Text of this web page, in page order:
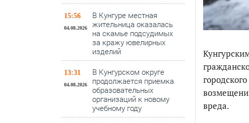
15:56
04.08.2026
В Кунгуре местная
жительница оказалась
на скамье подсудимых
за кражу ювелирных
изделий
13:31
04.08.2026
В Кунгурском округе
продолжается приемка
образовательных
организаций к новому
учебному году
вреда.